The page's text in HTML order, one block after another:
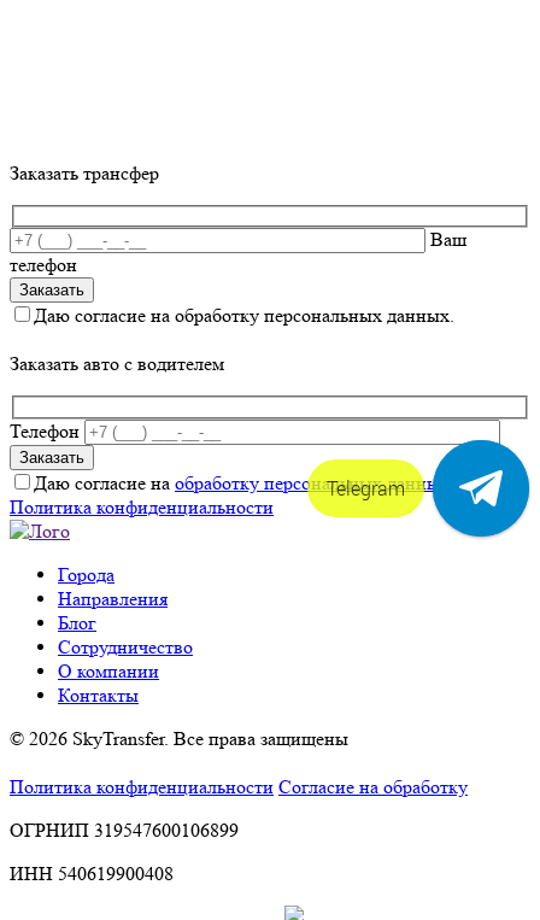
Заказать трансфер
Ваш
телефон
Даю согласие на обработку персональных данных.
Заказать авто с водителем
Телефон
Даю согласие на обработку персональных данных
Политика конфиденциальности
Города
Направления
Блог
Сотрудничество
О компании
Контакты
© 2026 SkyTransfer. Все права защищены
Политика конфиденциальности Согласие на обработку
ОГРНИП 319547600106899
ИНН 540619900408
Telegram